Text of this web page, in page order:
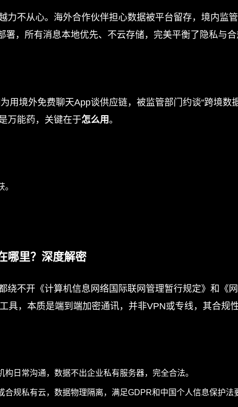
力不从心。海外合作伙伴担心数据被平台留存，境内监
署，所有消息本地优先、不云存储，完美平衡了隐私与合
用境外免费聊天App谈供应链，被监管部门约谈“跨境数
万能药，关键在于怎么用。
哪里？深度解密
绕不开《计算机信息网络国际联网管理暂行规定》和《
具，本质是端到端加密通讯，并非VPN或专线，其合规
构日常沟通，数据不出企业私有服务器，完全合法。
规私有云，数据物理隔离，满足GDPR和中国个人信息保护法